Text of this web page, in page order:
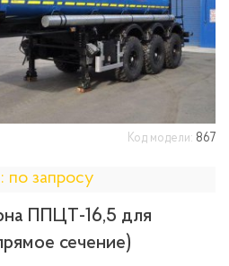
Код модели: 867
по запросу
ППЦТ-16,5 для
сечение)